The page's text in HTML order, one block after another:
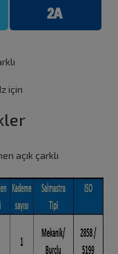
için
açık çarklı